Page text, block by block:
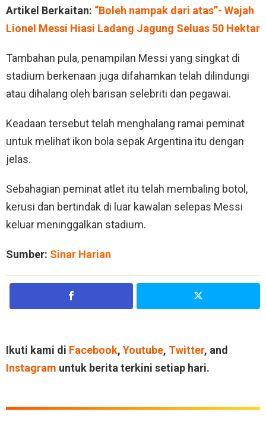
Artikel Berkaitan: “Boleh nampak dari atas”- Wajah
Lionel Messi Hiasi Ladang Jagung Seluas 50 Hektar
Tambahan pula, penampilan Messi yang singkat di
stadium berkenaan juga difahamkan telah dilindungi
atau dihalang oleh barisan selebriti dan pegawai.
Keadaan tersebut telah menghalang ramai peminat
untuk melihat ikon bola sepak Argentina itu dengan
jelas.
Sebahagian peminat atlet itu telah membaling botol,
kerusi dan bertindak di luar kawalan selepas Messi
keluar meninggalkan stadium.
Sumber: Sinar Harian
Ikuti kami di Facebook, Youtube, Twitter, and
Instagram untuk berita terkini setiap hari.